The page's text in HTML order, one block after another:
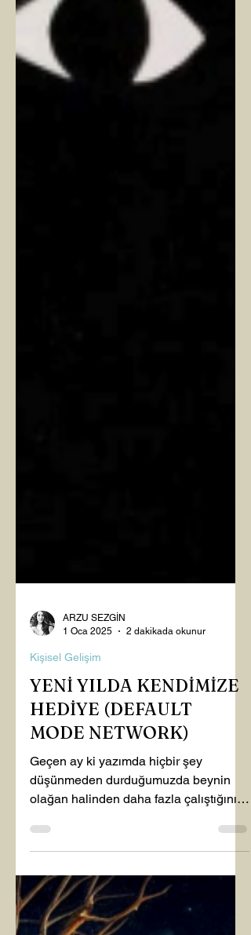
ARZU SEZGİN
1 Oca 2025
2 dakikada okunur
Kişisel Gelişim
YENİ YILDA KENDİMİZE
HEDİYE (DEFAULT
MODE NETWORK)
Geçen ay ki yazımda hiçbir şey
düşünmeden durduğumuzda beynin